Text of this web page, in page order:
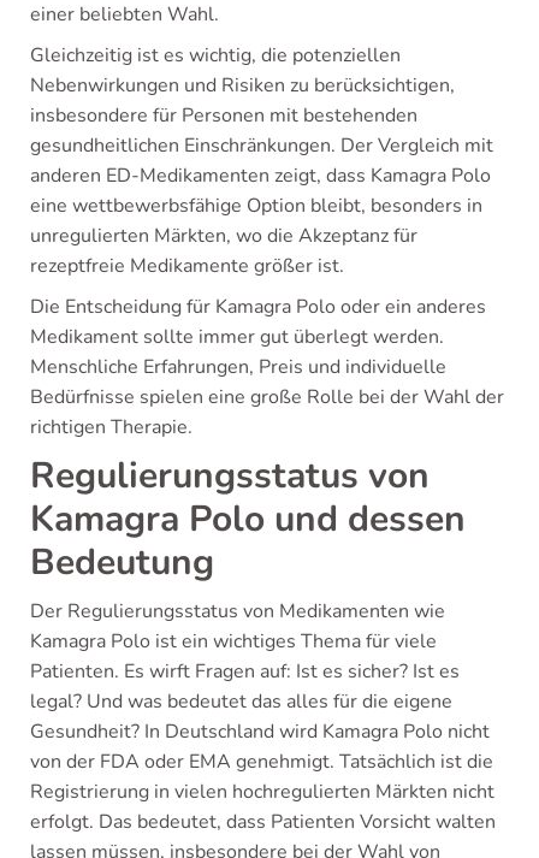
einer beliebten Wahl.
Gleichzeitig ist es wichtig, die potenziellen
Nebenwirkungen und Risiken zu berücksichtigen,
insbesondere für Personen mit bestehenden
gesundheitlichen Einschränkungen. Der Vergleich mit
anderen ED-Medikamenten zeigt, dass Kamagra Polo
eine wettbewerbsfähige Option bleibt, besonders in
unregulierten Märkten, wo die Akzeptanz für
rezeptfreie Medikamente größer ist.
Die Entscheidung für Kamagra Polo oder ein anderes
Medikament sollte immer gut überlegt werden.
Menschliche Erfahrungen, Preis und individuelle
Bedürfnisse spielen eine große Rolle bei der Wahl der
richtigen Therapie.
Regulierungsstatus von
Kamagra Polo und dessen
Bedeutung
Der Regulierungsstatus von Medikamenten wie
Kamagra Polo ist ein wichtiges Thema für viele
Patienten. Es wirft Fragen auf: Ist es sicher? Ist es
legal? Und was bedeutet das alles für die eigene
Gesundheit? In Deutschland wird Kamagra Polo nicht
von der FDA oder EMA genehmigt. Tatsächlich ist die
Registrierung in vielen hochregulierten Märkten nicht
erfolgt. Das bedeutet, dass Patienten Vorsicht walten
lassen müssen, insbesondere bei der Wahl von